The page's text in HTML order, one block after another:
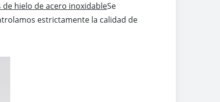
hielo de acero inoxidableSe
estrictamente la calidad de